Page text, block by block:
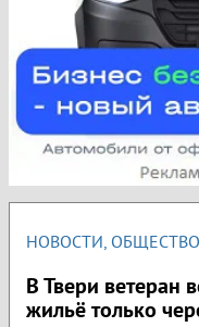
НОВОСТИ, ОБЩЕСТВО
В Твери ветеран
жильё только